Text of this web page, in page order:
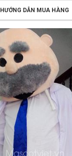
HƯỚNG DẪN MUA HÀNG